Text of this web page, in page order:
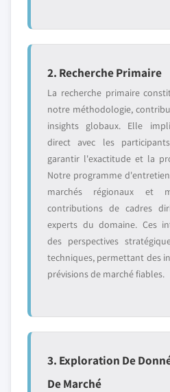
2. Recherche Primaire
La recherche primaire
notre méthodologie,
insights globaux. Elle
direct avec les
garantir l'exactitude et la
Notre programme
marchés régionaux et
contributions de cadres
experts du domaine. Ces
des perspectives
techniques, permettant des
prévisions de marché fiables.
3. Exploration De
De Marché